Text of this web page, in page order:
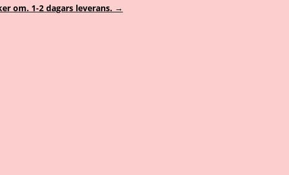
om. 1-2 dagars leverans. →